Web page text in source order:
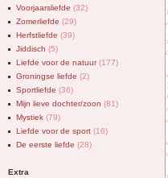
Voorjaarsliefde (32)
Zomerliefde (29)
Herfstliefde (39)
Jiddisch (5)
Liefde voor de natuur(177)
Groningse liefde (2)
Sportliefde (36)
Mijn lieve dochter/zoon (81)
Mystiek (79)
Liefde voor de sport (16)
De eerste liefde (28)
Extra